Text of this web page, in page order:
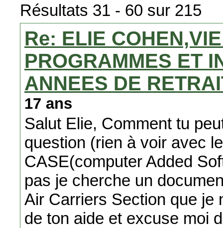
Résultats 31 - 60 sur 215
Re: ELIE
PROGRAMMES ET
ANNEES DE
17 ans
Salut Elie, Comment tu
question (rien à voir avec
CASE(computer Added
pas je cherche un
Air Carriers Section que je
de ton aide et excuse moi